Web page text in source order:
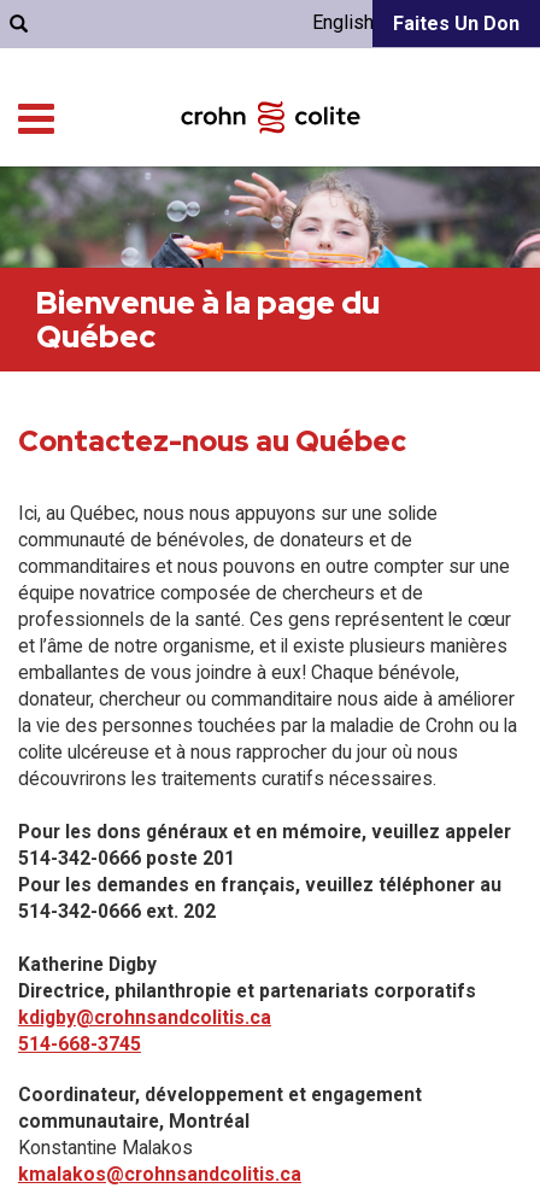
Faites Un Don
English
Bienvenue à la page du
Québec
Contactez-nous au Québec
Ici, au Québec, nous nous appuyons sur une solide
communauté de bénévoles, de donateurs et de
commanditaires et nous pouvons en outre compter sur une
équipe novatrice composée de chercheurs et de
professionnels de la santé. Ces gens représentent le cœur
et l’âme de notre organisme, et il existe plusieurs manières
emballantes de vous joindre à eux! Chaque bénévole,
donateur, chercheur ou commanditaire nous aide à améliorer
la vie des personnes touchées par la maladie de Crohn ou la
colite ulcéreuse et à nous rapprocher du jour où nous
découvrirons les traitements curatifs nécessaires.
Pour les dons généraux et en mémoire, veuillez appeler
514-342-0666 poste 201​
Pour les demandes en français, veuillez téléphoner au
514-342-0666 ext. 202
Katherine Digby
Directrice, philanthropie et partenariats corporatifs
kdigby@crohnsandcolitis.ca
514-668-3745
Coordinateur, développement et engagement
communautaire​, Montréal
Konstantine Malakos
kmalakos@crohnsandcolitis.ca